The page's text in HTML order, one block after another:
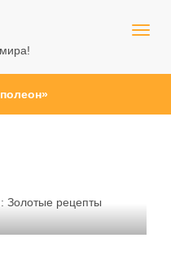
Золотые рецепты